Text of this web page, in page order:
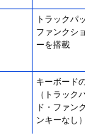
トラックパッド
ファンクション
ーを搭載
キーボードのみ
（トラックパッ
ド・ファンクシ
ンキーなし）